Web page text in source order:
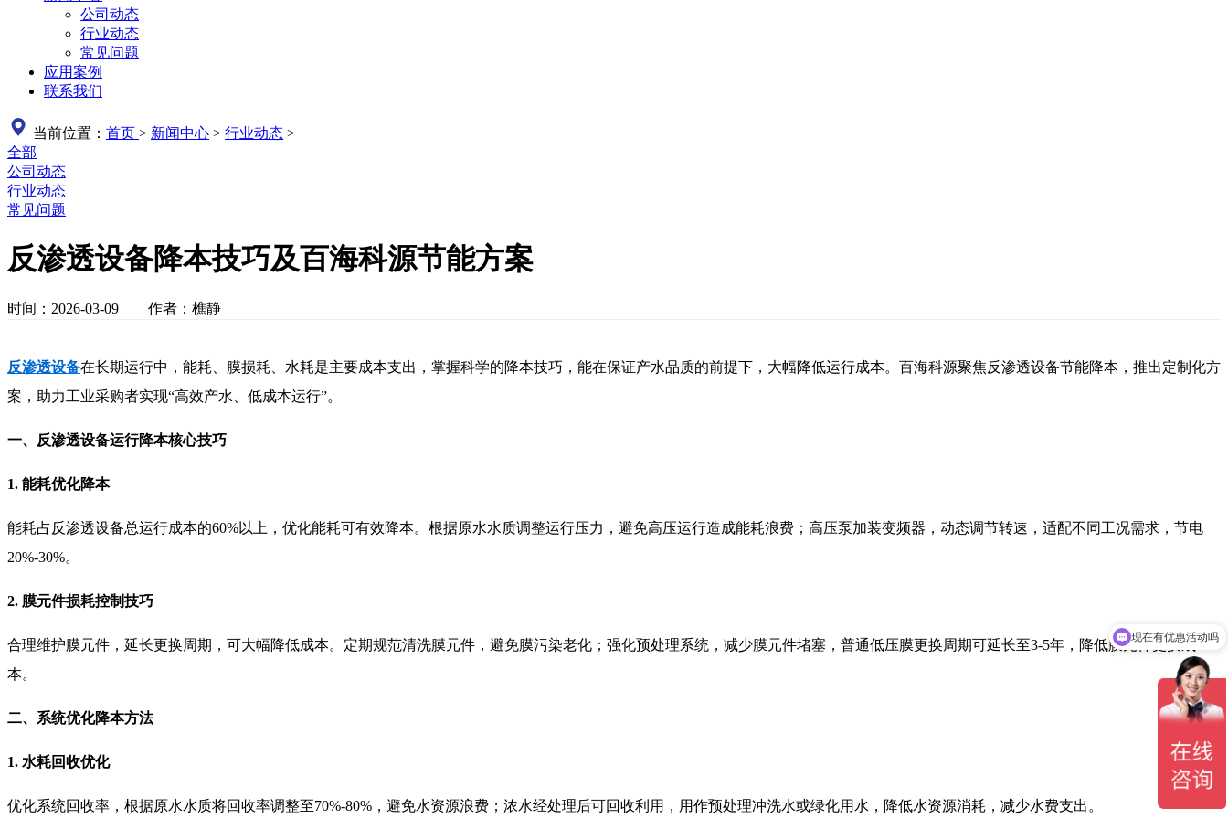
公司动态
行业动态
常见问题
应用案例
联系我们
当前位置： 首页 > 新闻中心 > 行业动态 >
全部
公司动态
行业动态
常见问题
反渗透设备降本技巧及百海科源节能方案
时间：2026-03-09 作者：樵静
反渗透设备在长期运行中，能耗、膜损耗、水耗是主要成本支出，掌握科学的降本技巧，能在保证产水品质的前提下，大幅降低运行成本。百海科源聚焦反渗透设备节能降本，推出定制化方
案，助力工业采购者实现“高效产水、低成本运行”。
一、反渗透设备运行降本核心技巧
1. 能耗优化降本
能耗占反渗透设备总运行成本的60%以上，优化能耗可有效降本。根据原水水质调整运行压力，避免高压运行造成能耗浪费；高压泵加装变频器，动态调节转速，适配不同工况需求，节电
20%-30%。
2. 膜元件损耗控制技巧
合理维护膜元件，延长更换周期，可大幅降低成本。定期规范清洗膜元件，避免膜污染老化；强化预处理系统，减少膜元件堵塞，普通低压膜更换周期可延长至3-5年，降低膜元件更换成
本。
二、系统优化降本方法
1. 水耗回收优化
优化系统回收率，根据原水水质将回收率调整至70%-80%，避免水资源浪费；浓水经处理后可回收利用，用作预处理冲洗水或绿化用水，降低水资源消耗，减少水费支出。
可以介绍下你们的产品么